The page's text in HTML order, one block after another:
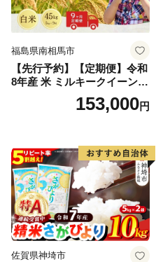
福島県南相馬市
【先行予約】【定期便】令和
8年産 米 ミルキークイーン
白米 45kg (5kg×9回) | ミルキ
ークイーン 米5kg 福島 福島
福島県 南相馬市 cu006-ae
153,000円
佐賀県神埼市